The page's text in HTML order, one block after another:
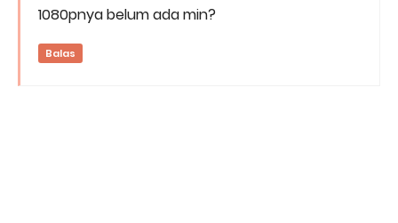
1080pnya belum ada min?
Balas